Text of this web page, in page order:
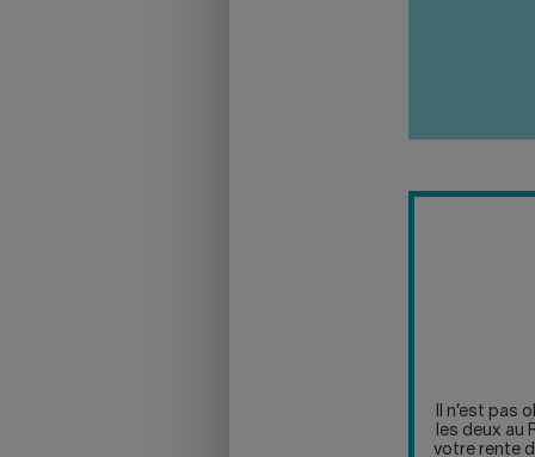
Il n’est pas
les deux au
votre rente